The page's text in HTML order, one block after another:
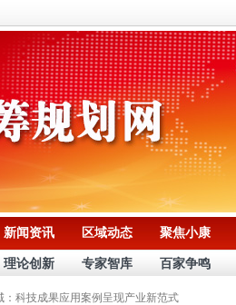
新闻资讯 区域动态 聚焦小康
理论创新 专家智库 百家争鸣
科技成果应用案例呈现产业新范式